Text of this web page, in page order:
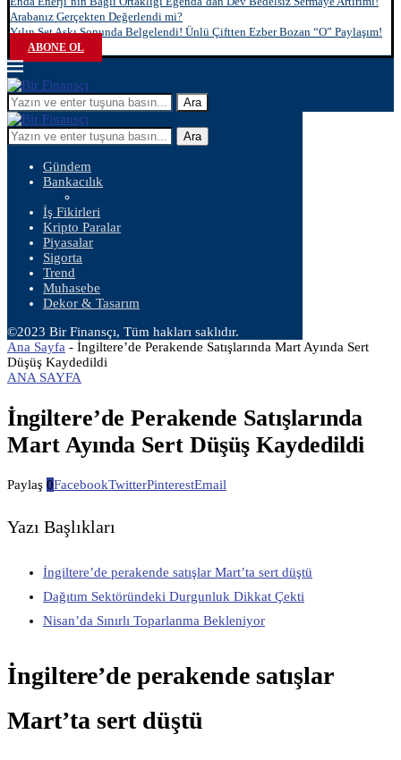
Arabanız Gerçekten Değerlendi mi?
Yılın Set Aşkı Sonunda Belgelendi! Ünlü Çiftten Ezber Bozan “O” Paylaşım!
ABONE OL
Ara
Ara
Gündem
Bankacılık
İş Fikirleri
Kripto Paralar
Piyasalar
Sigorta
Trend
Muhasebe
Dekor & Tasarım
©2023 Bir Finansçı, Tüm hakları saklıdır.
Ana Sayfa - İngiltere’de Perakende Satışlarında Mart Ayında Sert
Düşüş Kaydedildi
ANA SAYFA
İngiltere’de Perakende Satışlarında
Mart Ayında Sert Düşüş Kaydedildi
Paylaş 0FacebookTwitterPinterestEmail
Yazı Başlıkları
İngiltere’de perakende satışlar Mart’ta sert düştü
Dağıtım Sektöründeki Durgunluk Dikkat Çekti
Nisan’da Sınırlı Toparlanma Bekleniyor
İngiltere’de perakende satışlar
Mart’ta sert düştü